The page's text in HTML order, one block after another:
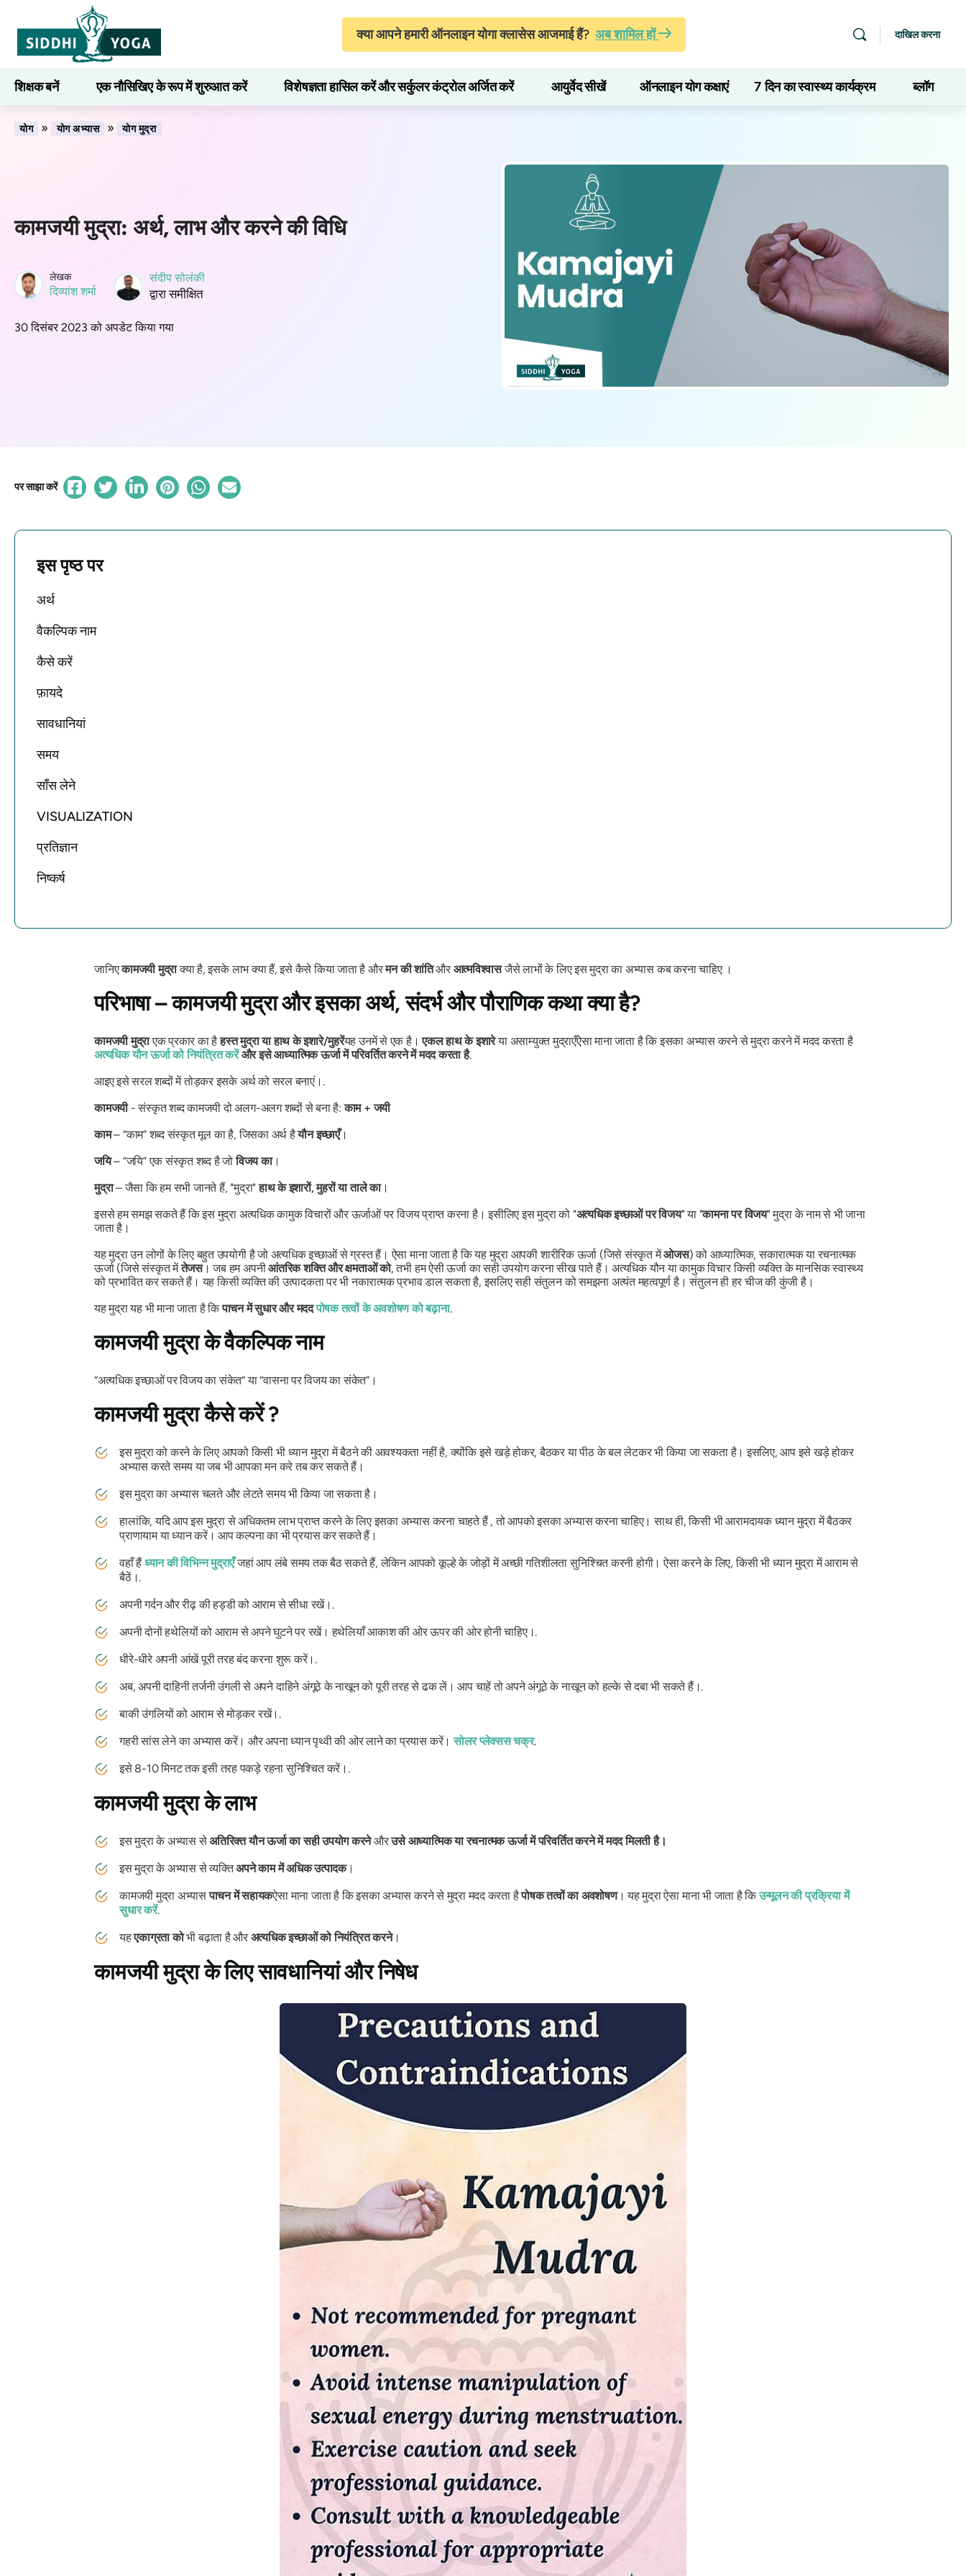
क्या आपने हमारी ऑनलाइन योगा क्लासेस आजमाई हैं? अब शामिल हों दाखिल करना
शिक्षक बनें एक नौसिखिए के रूप में शुरुआत करें विशेषज्ञता हासिल करें और सर्कुलर कंट्रोल अर्जित करें आयुर्वेद सीखें ऑनलाइन योग कक्षाएं 7 दिन का स्वास्थ्य कार्यक्रम ब्लॉग
सीखना
योग » योग अभ्यास » योग मुद्रा
कामजयी मुद्रा: अर्थ, लाभ और करने की विधि
लेखक
दिव्यांश शर्मा
संदीप सोलंकी
द्वारा समीक्षित
30 दिसंबर 2023 को अपडेट किया गया
पर साझा करें
इस पृष्ठ पर
अर्थ
वैकल्पिक नाम
कैसे करें
फ़ायदे
सावधानियां
समय
साँस लेने
VISUALIZATION
प्रतिज्ञान
निष्कर्ष
जानिएकामजयी मुद्राक्या है, इसके लाभ क्या हैं, इसे कैसे किया जाता है औरमन की शांतिऔर आत्मविश्वासजैसे लाभों के लिए इसमुद्राका अभ्यास कब करना चाहिए ।
परिभाषा –कामजयी मुद्राऔर इसका अर्थ, संदर्भ और पौराणिक कथा क्या है?
कामजयी मुद्राएक प्रकार का हैहस्त मुद्राया हाथ के इशारे/मुहरेंयह उनमें से एक है।एकल हाथ के इशारेया असाम्युक्त मुद्राएँऐसा माना जाता है कि इसका अभ्यास करने सेमुद्राकरने में मदद करता है
अत्यधिक यौन ऊर्जा को नियंत्रित करें औरइसे आध्यात्मिक ऊर्जा में परिवर्तित करने में मदद करता है.
आइए इसे सरल शब्दों में तोड़कर इसके अर्थ को सरल बनाएं।.
कामजयी- संस्कृत शब्दकामजयीदो अलग-अलग शब्दों से बना है:काम +जयी
काम– “काम”शब्द संस्कृत मूल का है, जिसका अर्थ हैयौन इच्छाएँ।
जयि– “जयि”एक संस्कृत शब्द है जोविजय का।
मुद्रा– जैसा कि हम सभी जानते हैं, "मुद्रा"हाथ के इशारों, मुहरों या ताले का।
इससे हम समझ सकते हैं कि इसमुद्रा अत्यधिक कामुक विचारों और ऊर्जाओं पर विजय प्राप्त करना है। इसीलिए इसमुद्रा को "अत्यधिक इच्छाओं पर विजय" या "कामना पर विजय" मुद्रा के नाम से भी जाना
जाता है।
यहमुद्राउन लोगों के लिए बहुत उपयोगी है जो अत्यधिक इच्छाओं से ग्रस्त हैं। ऐसा माना जाता है कि यहमुद्राआपकी शारीरिक ऊर्जा (जिसे संस्कृत मेंओजस) को आध्यात्मिक, सकारात्मक या रचनात्मक
ऊर्जा (जिसे संस्कृत मेंतेजस। जब हम अपनीआंतरिक शक्ति और क्षमताओं को, तभी हम ऐसी ऊर्जा का सही उपयोग करना सीख पाते हैं। अत्यधिक यौन या कामुक विचार किसी व्यक्ति के मानसिक स्वास्थ्य
को प्रभावित कर सकते हैं। यह किसी व्यक्ति की उत्पादकता पर भी नकारात्मक प्रभाव डाल सकता है, इसलिए सही संतुलन को समझना अत्यंत महत्वपूर्ण है। संतुलन ही हर चीज की कुंजी है।
यहमुद्रायह भी माना जाता है किपाचन में सुधार और मददपोषक तत्वों के अवशोषण को बढ़ाना.
कामजयी मुद्राके वैकल्पिक नाम
“अत्यधिक इच्छाओं पर विजय का संकेत” या “वासना पर विजय का संकेत”।
कामजयी मुद्राकैसे करें ?
इसमुद्राको करने के लिए आपको किसी भी ध्यानमुद्रामें बैठने की आवश्यकता नहीं है, क्योंकि इसे खड़े होकर, बैठकर या पीठ के बल लेटकर भी किया जा सकता है। इसलिए, आप इसे खड़े होकर
अभ्यास करते समय या जब भी आपका मन करे तब कर सकते हैं।
इसमुद्रा का अभ्यास चलते और लेटते समय भी किया जा सकता है।
हालांकि, यदि आप इसमुद्रासे अधिकतम लाभ प्राप्त करने के लिए इसका अभ्यास करना चाहते हैं , तो आपको इसका अभ्यास करना चाहिए। साथ ही, किसी भी आरामदायक ध्यान मुद्रा में बैठकर
प्राणायाम या ध्यान करें। आप कल्पना का भी प्रयास कर सकते हैं।
वहाँ हैंध्यान की विभिन्न मुद्राएँजहां आप लंबे समय तक बैठ सकते हैं, लेकिन आपको कूल्हे के जोड़ों में अच्छी गतिशीलता सुनिश्चित करनी होगी। ऐसा करने के लिए, किसी भी ध्यान मुद्रा में आराम से
बैठें।.
अपनी गर्दन और रीढ़ की हड्डी को आराम से सीधा रखें।.
अपनी दोनों हथेलियों को आराम से अपने घुटने पर रखें। हथेलियाँ आकाश की ओर ऊपर की ओर होनी चाहिए।.
धीरे-धीरे अपनी आंखें पूरी तरह बंद करना शुरू करें।.
अब, अपनी दाहिनी तर्जनी उंगली से अपने दाहिने अंगूठे के नाखून को पूरी तरह से ढक लें। आप चाहें तो अपने अंगूठे के नाखून को हल्के से दबा भी सकते हैं।.
बाकी उंगलियों को आराम से मोड़कर रखें।.
गहरी सांस लेने का अभ्यास करें। और अपना ध्यान पृथ्वी की ओर लाने का प्रयास करें।सोलर प्लेक्सस चक्र.
इसे 8-10 मिनट तक इसी तरह पकड़े रहना सुनिश्चित करें।.
कामजयीमुद्रा केलाभ
इसमुद्रा के अभ्यास सेअतिरिक्त यौन ऊर्जा का सही उपयोग करनेऔरउसे आध्यात्मिक या रचनात्मक ऊर्जा में परिवर्तित करने में मदद मिलती है।
इसमुद्रा के अभ्यास से व्यक्तिअपने काम में अधिक उत्पादक।
कामजयी मुद्रा अभ्यासपाचन में सहायकऐसा माना जाता है कि इसका अभ्यास करने सेमुद्रामदद करता हैपोषक तत्वों का अवशोषण। यहमुद्राऐसा माना भी जाता है किउन्मूलन की प्रक्रिया में
सुधार करें.
यहएकाग्रता कोभी बढ़ाता है और अत्यधिक इच्छाओं को नियंत्रित करने।
कामजयीमुद्रा के लिएसावधानियां और निषेध